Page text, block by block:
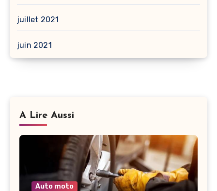
juillet 2021
juin 2021
A Lire Aussi
Auto moto